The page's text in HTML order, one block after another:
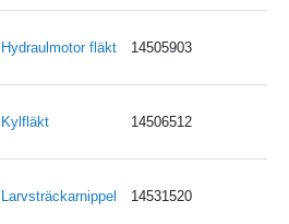
Hydraulmotor fläkt 14505903
Kylfläkt 14506512
Larvsträckarnippel 14531520